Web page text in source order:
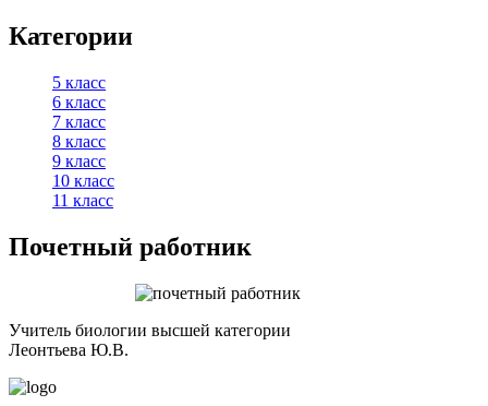
Категории
5 класс
6 класс
7 класс
8 класс
9 класс
10 класс
11 класс
Почетный работник
Учитель биологии высшей категории
Леонтьева Ю.В.